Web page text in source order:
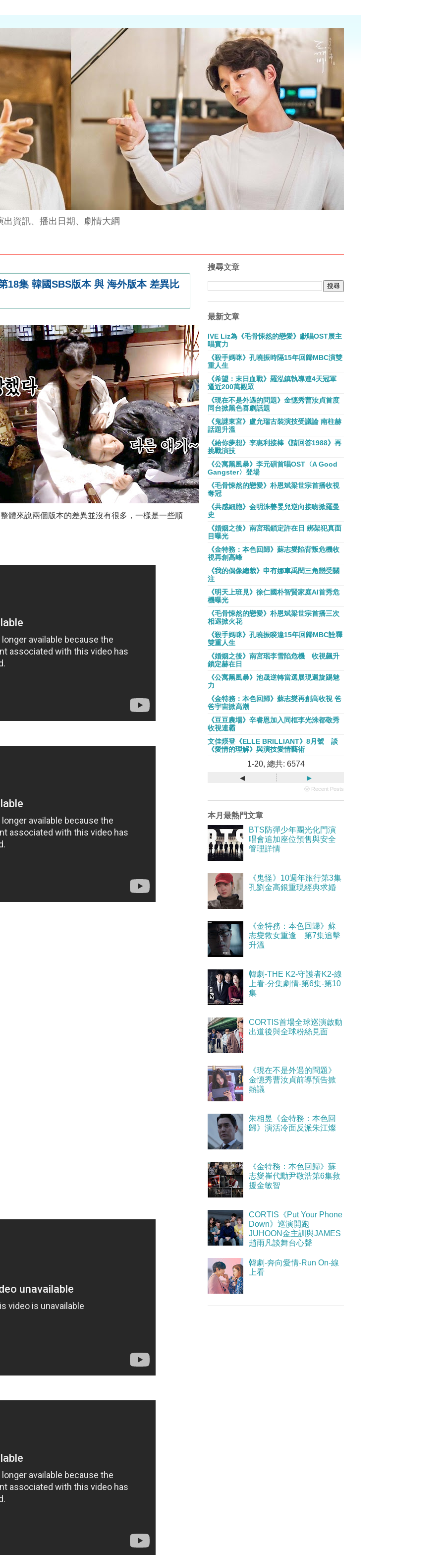
資訊、播出日期、劇情大綱
18集 韓國SBS版本 與 海外版本 差異比
體來說兩個版本的差異並沒有很多，一樣是一些順
搜尋文章
最新文章
IVE Liz為《毛骨悚然的戀愛》獻唱OST展主
唱實力
《殺手媽咪》孔曉振時隔15年回歸MBC演雙
重人生
《希望：末日血戰》羅泓鎮執導連4天冠軍
逼近200萬觀眾
《現在不是外遇的問題》金憓秀曹汝貞首度
同台掀黑色喜劇話題
《鬼謎東宮》盧允瑞古裝演技受議論 南柱赫
話題升溫
《給你夢想》李惠利接棒《請回答1988》再
挑戰演技
《公寓黑風暴》李元碩首唱OST〈A Good
Gangster〉登場
《毛骨悚然的戀愛》朴恩斌梁世宗首播收視
奪冠
《共感細胞》金明洙姜旻兒逆向接吻掀羅曼
史
《婚姻之後》南宮珉鎖定許在日 綁架犯真面
目曝光
《金特務：本色回歸》蘇志燮陷背叛危機收
視再創高峰
《我的偶像總裁》申有娜車禹閔三角戀受關
注
《明天上班見》徐仁國朴智賢家庭AI首秀危
機曝光
《毛骨悚然的戀愛》朴恩斌梁世宗首播三次
相遇掀火花
《殺手媽咪》孔曉振睽違15年回歸MBC詮釋
雙重人生
《婚姻之後》南宮珉李雪陷危機 收視飆升
鎖定赫在日
《公寓黑風暴》池晟逆轉當選展現迴旋踢魅
力
《金特務：本色回歸》蘇志燮再創高收視 爸
爸宇宙掀高潮
《豆豆農場》辛睿恩加入同框李光洙都敬秀
收視連霸
文佳煐登《ELLE BRILLIANT》8月號 談
《愛情的理解》與演技愛情藝術
1-20, 總共: 6574
◂ ▸
ⓦ Recent Posts
本月最熱門文章
BTS防彈少年團光化門演
唱會追加座位預售與安全
管理詳情
《鬼怪》10週年旅行第3集
孔劉金高銀重現經典求婚
《金特務：本色回歸》蘇
志燮救女重逢 第7集追擊
升溫
韓劇-THE K2-守護者K2-線
上看-分集劇情-第6集-第10
集
CORTIS首場全球巡演啟動
出道後與全球粉絲見面
《現在不是外遇的問題》
金憓秀曹汝貞前導預告掀
熱議
朱相昱《金特務：本色回
歸》演活冷面反派朱江燦
《金特務：本色回歸》蘇
志燮崔代勳尹敬浩第6集救
援金敏智
CORTIS《Put Your Phone
Down》巡演開跑
JUHOON金主訓與JAMES
趙雨凡談舞台心聲
韓劇-奔向愛情-Run On-線
上看